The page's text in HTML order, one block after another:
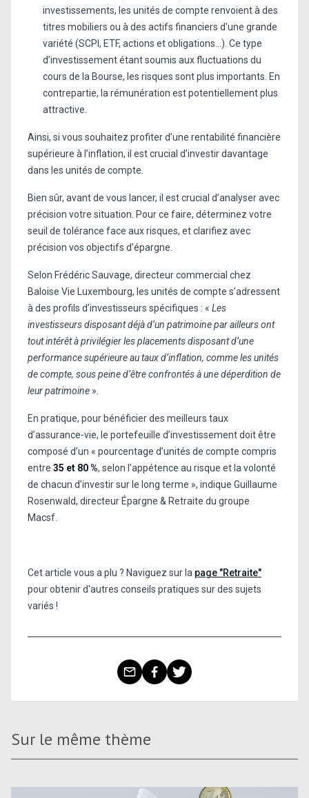
investissements, les unités de compte renvoient à des
titres mobiliers ou à des actifs financiers d'une grande
variété (SCPI, ETF, actions et obligations…). Ce type
d’investissement étant soumis aux fluctuations du
cours de la Bourse, les risques sont plus importants. En
contrepartie, la rémunération est potentiellement plus
attractive.
Ainsi, si vous souhaitez profiter d’une rentabilité financière
supérieure à l’inflation, il est crucial d’investir davantage
dans les unités de compte.
Bien sûr, avant de vous lancer, il est crucial d’analyser avec
précision votre situation. Pour ce faire, déterminez votre
seuil de tolérance face aux risques, et clarifiez avec
précision vos objectifs d’épargne.
Selon Frédéric Sauvage, directeur commercial chez
Baloise Vie Luxembourg, les unités de compte s’adressent
à des profils d’investisseurs spécifiques : « Les
investisseurs disposant déjà d’un patrimoine par ailleurs ont
tout intérêt à privilégier les placements disposant d’une
performance supérieure au taux d’inflation, comme les unités
de compte, sous peine d’être confrontés à une déperdition de
leur patrimoine ».
En pratique, pour bénéficier des meilleurs taux
d’assurance-vie, le portefeuille d’investissement doit être
composé d’un « pourcentage d’unités de compte compris
entre 35 et 80 %, selon l’appétence au risque et la volonté
de chacun d’investir sur le long terme », indique Guillaume
Rosenwald, directeur Épargne & Retraite du groupe
Macsf.
Cet article vous a plu ? Naviguez sur la page "Retraite"
pour obtenir d'autres conseils pratiques sur des sujets
variés !
Sur le même thème